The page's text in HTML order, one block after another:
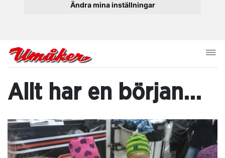
Ändra mina inställningar
Allt har en början...